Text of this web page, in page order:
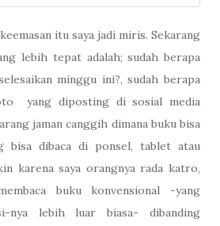
itu saya jadi miris. Sekarang
lebih tepat adalah; sudah berapa
minggu ini?, sudah berapa
yang diposting di sosial media
jaman canggih dimana buku bisa
bisa dibaca di ponsel, tablet atau
karena saya orangnya rada katro,
buku konvensional -yang
nya lebih luar biasa- dibanding